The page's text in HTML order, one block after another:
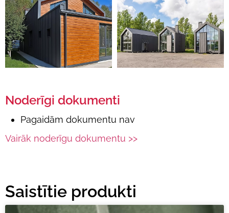
Noderīgi dokumenti
Pagaidām dokumentu nav
Vairāk noderīgu dokumentu >>
Saistītie produkti